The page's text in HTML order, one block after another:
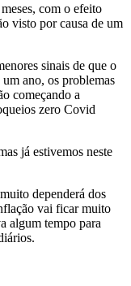
com o efeito
visto por causa de um
sinais de que o
ano, os problemas
começando a
zero Covid
já estivemos neste
dependerá dos
vai ficar muito
algum tempo para